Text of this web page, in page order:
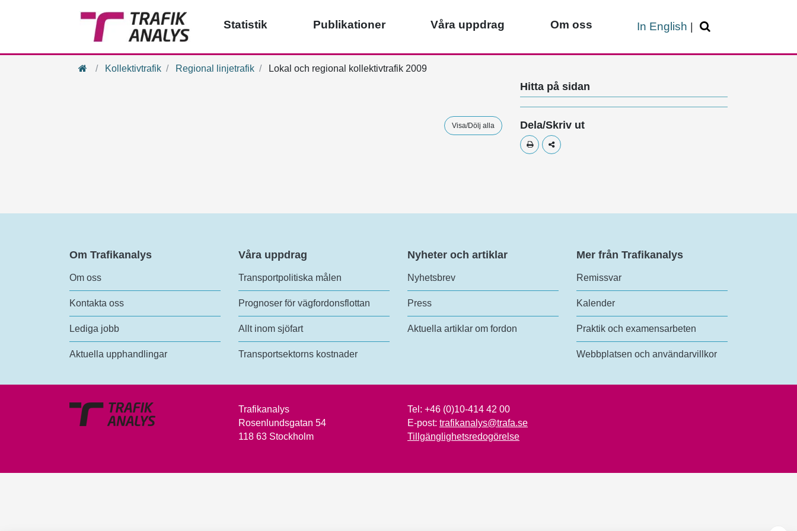
Statistik Publikationer Våra uppdrag Om oss In English
HemKollektivtrafik Regional linjetrafik Lokal och regional kollektivtrafik 2009
Visa/Dölj alla
Hitta på sidan
Dela/Skriv ut
Skriv utDela
Om Trafikanalys
Om oss
Kontakta oss
Lediga jobb
Aktuella upphandlingar
Våra uppdrag
Transportpolitiska målen
Prognoser för vägfordonsflottan
Allt inom sjöfart
Transportsektorns kostnader
Nyheter och artiklar
Nyhetsbrev
Press
Aktuella artiklar om fordon
Mer från Trafikanalys
Remissvar
Kalender
Praktik och examensarbeten
Webbplatsen och användarvillkor
Trafikanalys
Rosenlundsgatan 54
118 63 Stockholm
Tel: +46 (0)10-414 42 00
E-post: trafikanalys@trafa.se
Tillgänglighetsredogörelse